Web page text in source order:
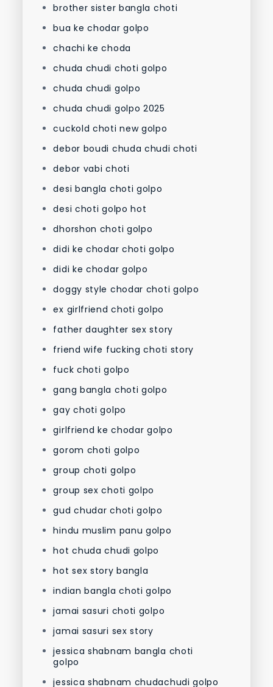
brother sister bangla choti
bua ke chodar golpo
chachi ke choda
chuda chudi choti golpo
chuda chudi golpo
chuda chudi golpo 2025
cuckold choti new golpo
debor boudi chuda chudi choti
debor vabi choti
desi bangla choti golpo
desi choti golpo hot
dhorshon choti golpo
didi ke chodar choti golpo
didi ke chodar golpo
doggy style chodar choti golpo
ex girlfriend choti golpo
father daughter sex story
friend wife fucking choti story
fuck choti golpo
gang bangla choti golpo
gay choti golpo
girlfriend ke chodar golpo
gorom choti golpo
group choti golpo
group sex choti golpo
gud chudar choti golpo
hindu muslim panu golpo
hot chuda chudi golpo
hot sex story bangla
indian bangla choti golpo
jamai sasuri choti golpo
jamai sasuri sex story
jessica shabnam bangla choti
golpo
jessica shabnam chudachudi golpo